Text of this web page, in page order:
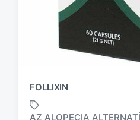
FOLLIXIN
AZ ALOPECIA